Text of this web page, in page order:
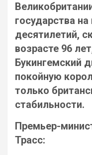
государства
десятилетий,
возрасте 96
Букингемский
покойную
только
стабильности.
Премьер-
Трасс: